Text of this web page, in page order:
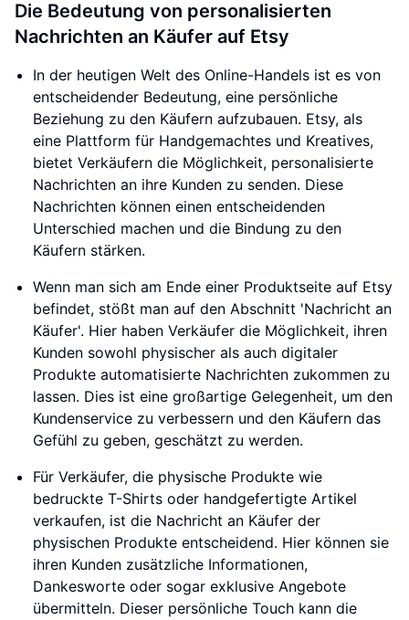
Die Bedeutung von personalisierten
Nachrichten an Käufer auf Etsy
In der heutigen Welt des Online-Handels ist es von
entscheidender Bedeutung, eine persönliche
Beziehung zu den Käufern aufzubauen. Etsy, als
eine Plattform für Handgemachtes und Kreatives,
bietet Verkäufern die Möglichkeit, personalisierte
Nachrichten an ihre Kunden zu senden. Diese
Nachrichten können einen entscheidenden
Unterschied machen und die Bindung zu den
Käufern stärken.
Wenn man sich am Ende einer Produktseite auf Etsy
befindet, stößt man auf den Abschnitt 'Nachricht an
Käufer'. Hier haben Verkäufer die Möglichkeit, ihren
Kunden sowohl physischer als auch digitaler
Produkte automatisierte Nachrichten zukommen zu
lassen. Dies ist eine großartige Gelegenheit, um den
Kundenservice zu verbessern und den Käufern das
Gefühl zu geben, geschätzt zu werden.
Für Verkäufer, die physische Produkte wie
bedruckte T-Shirts oder handgefertigte Artikel
verkaufen, ist die Nachricht an Käufer der
physischen Produkte entscheidend. Hier können sie
ihren Kunden zusätzliche Informationen,
Dankesworte oder sogar exklusive Angebote
übermitteln. Dieser persönliche Touch kann die